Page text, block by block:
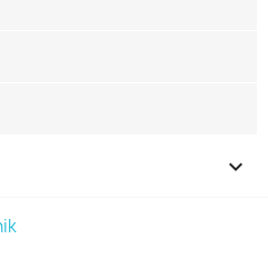
keyboard_arrow_down